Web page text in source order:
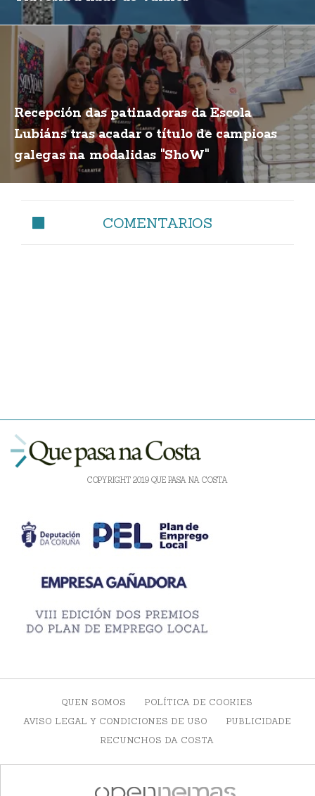
Recepción das patinadoras da Escola
Lubiáns tras acadar o título de campioas
galegas na modalidas "ShoW"
COMENTARIOS
COPYRIGHT 2019 QUE PASA NA COSTA
QUEN SOMOS
POLÍTICA DE COOKIES
AVISO LEGAL Y CONDICIONES DE USO
PUBLICIDADE
RECUNCHOS DA COSTA